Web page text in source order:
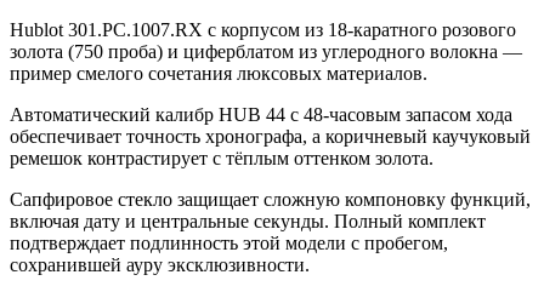
Hublot 301.PC.1007.RX с корпусом из 18-каратного розового
золота (750 проба) и циферблатом из углеродного волокна —
пример смелого сочетания люксовых материалов.
Автоматический калибр HUB 44 с 48-часовым запасом хода
обеспечивает точность хронографа, а коричневый каучуковый
ремешок контрастирует с тёплым оттенком золота.
Сапфировое стекло защищает сложную компоновку функций,
включая дату и центральные секунды. Полный комплект
подтверждает подлинность этой модели с пробегом,
сохранившей ауру эксклюзивности.